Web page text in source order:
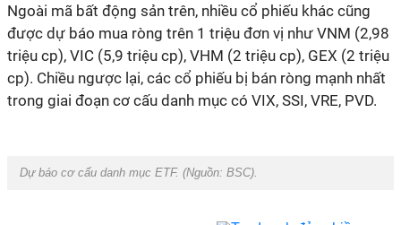
Ngoài mã bất động sản trên, nhiều cổ phiếu khác cũng
được dự báo mua ròng trên 1 triệu đơn vị như VNM (2,98
triệu cp), VIC (5,9 triệu cp), VHM (2 triệu cp), GEX (2 triệu
cp). Chiều ngược lại, các cổ phiếu bị bán ròng mạnh nhất
trong giai đoạn cơ cấu danh mục có VIX, SSI, VRE, PVD.
Dự báo cơ cấu danh mục ETF. (Nguồn: BSC).